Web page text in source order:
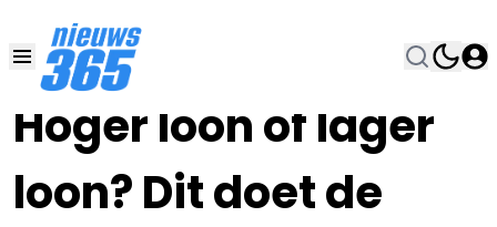
Hoger loon of lager
loon? Dit doet de
25 MEI , 21:00•